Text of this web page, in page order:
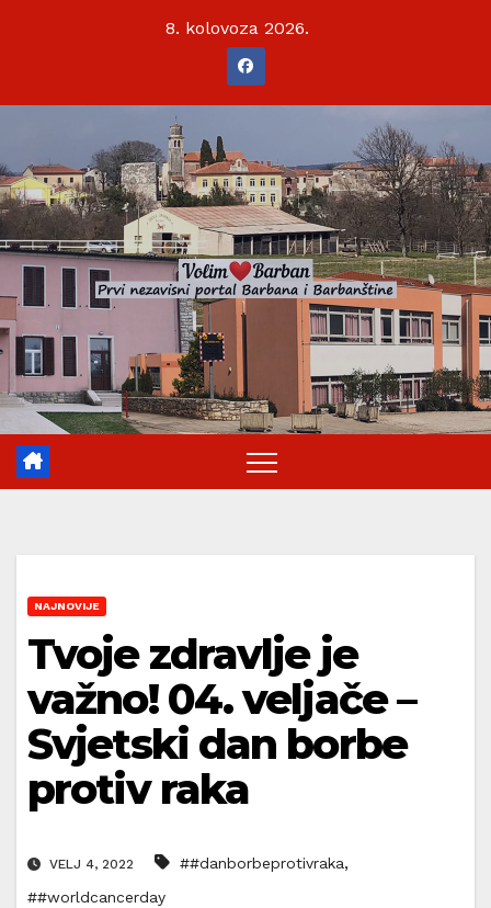
8. kolovoza 2026.
NAJNOVIJE
Tvoje zdravlje je
važno! 04. veljače –
Svjetski dan borbe
protiv raka
VELJ 4, 2022 ##danborbeprotivraka,
##worldcancerday